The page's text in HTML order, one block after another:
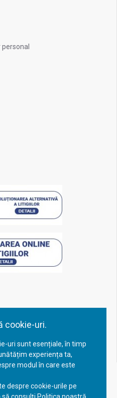
cookie-uri.
uri sunt esențiale, în timp
experiența ta,
modul în care este
despre cookie-urile pe